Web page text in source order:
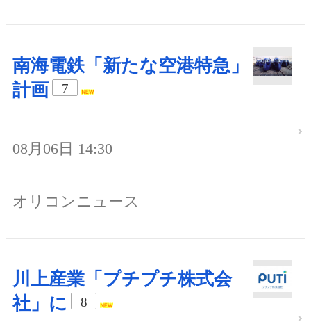
南海電鉄「新たな空港特急」
計画
7
08月06日 14:30
オリコンニュース
川上産業「プチプチ株式会
社」に
8